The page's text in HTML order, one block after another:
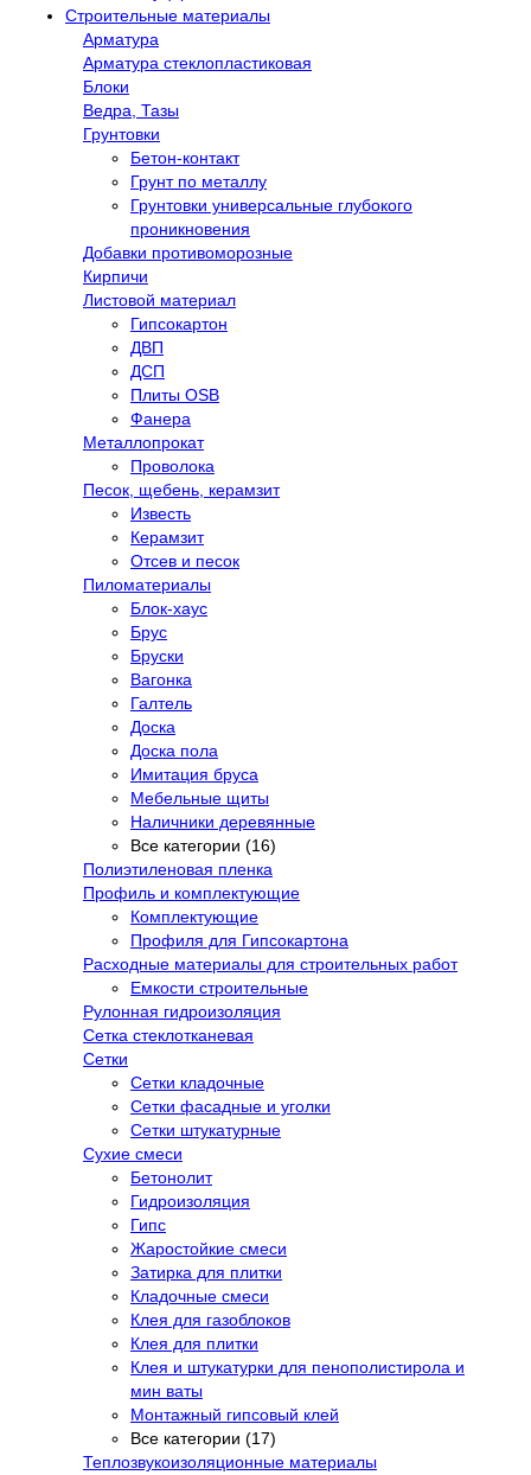
Строительные материалы
Арматура
Арматура стеклопластиковая
Блоки
Ведра, Тазы
Грунтовки
Бетон-контакт
Грунт по металлу
Грунтовки универсальные глубокого
проникновения
Добавки противоморозные
Кирпичи
Листовой материал
Гипсокартон
ДВП
ДСП
Плиты OSB
Фанера
Металлопрокат
Проволока
Песок, щебень, керамзит
Известь
Керамзит
Отсев и песок
Пиломатериалы
Блок-хаус
Брус
Бруски
Вагонка
Галтель
Доска
Доска пола
Имитация бруса
Мебельные щиты
Наличники деревянные
Все категории (16)
Полиэтиленовая пленка
Профиль и комплектующие
Комплектующие
Профиля для Гипсокартона
Расходные материалы для строительных работ
Емкости строительные
Рулонная гидроизоляция
Сетка стеклотканевая
Сетки
Сетки кладочные
Сетки фасадные и уголки
Сетки штукатурные
Сухие смеси
Бетонолит
Гидроизоляция
Гипс
Жаростойкие смеси
Затирка для плитки
Кладочные смеси
Клея для газоблоков
Клея для плитки
Клея и штукатурки для пенополистирола и
мин ваты
Монтажный гипсовый клей
Все категории (17)
Теплозвукоизоляционные материалы